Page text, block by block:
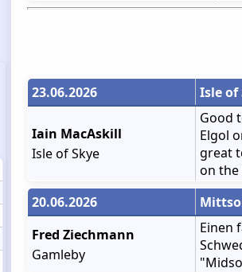
23.06.2026
Isle of
Iain MacAskill
Isle of Skye
Good
Elgol
great
on the
20.06.2026
Fred Ziechmann
Gamleby
Einen